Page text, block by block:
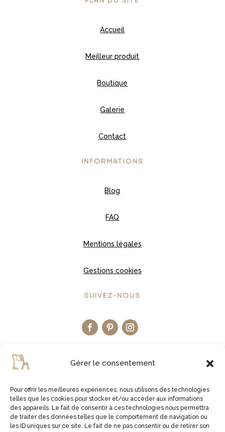
Gérer le consentement
Pour offrir les meilleures expériences, nous utilisons des technologies
telles que les cookies pour stocker et/ou accéder aux informations
des appareils. Le fait de consentir à ces technologies nous permettra
de traiter des données telles que le comportement de navigation ou
les ID uniques sur ce site. Le fait de ne pas consentir ou de retirer son
Accueil
Meilleur produit
Boutique
Galerie
Contact
INFORMATIONS
Blog
FAQ
Mentions légales
Gestions cookies
SUIVEZ-NOUS
LA BOUTIQUE ETSY